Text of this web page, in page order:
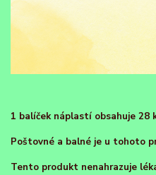
1 balíček náplastí obsahuje 28
Poštovné a balné je u tohoto
Tento produkt nenahrazuje